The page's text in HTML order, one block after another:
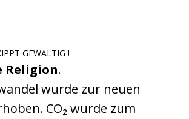
GEWALTIG !
Religion.
wurde zur neuen
CO₂ wurde zum